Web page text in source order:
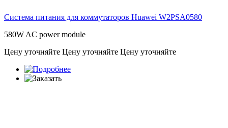
Система питания для коммутаторов Huawei W2PSA0580
580W AC power module
Цену уточняйте Цену уточняйте Цену уточняйте